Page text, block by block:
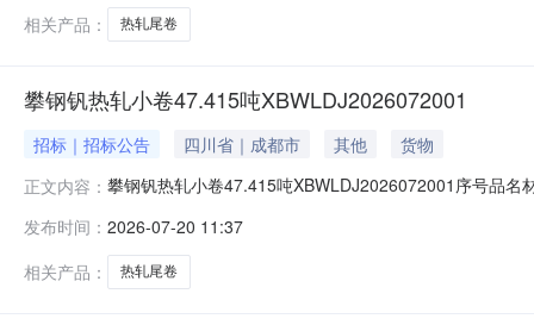
相关产品：
热轧尾卷
攀钢钒热轧小卷47.415吨XBWLDJ2026072001
招标｜招标公告 四川省｜成都市 其他
货物
正文内容： 攀钢钒热轧小卷47.415吨XBWLDJ2026072001序号品
卷）Q235B2.3*1250*C攀钢钒1/2.64折边(因非计划产品
发布时间： 2026-07-20 11:37
相关产品：
热轧尾卷